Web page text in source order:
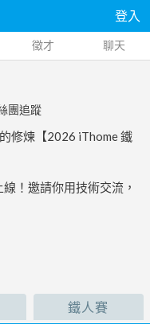
登入
徵才 聊天
團追蹤
修煉【2026 iThome 鐵
！邀請你用技術交流，
鐵人賽